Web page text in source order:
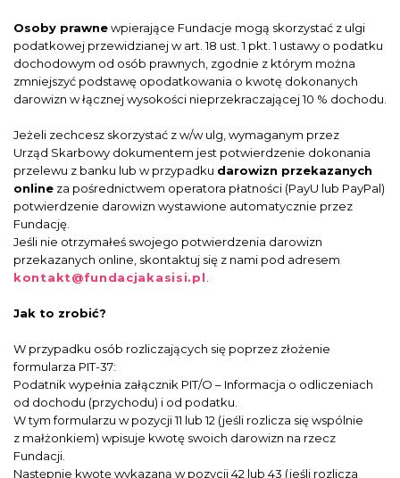
Osoby prawnewpierające Fundacje mogą skorzystać z ulgi
podatkowej przewidzianej w art. 18 ust. 1 pkt. 1 ustawy o podatku
dochodowym od osób prawnych, zgodnie z którym można
zmniejszyć podstawę opodatkowania o kwotę dokonanych
darowizn w łącznej wysokości nieprzekraczającej 10 % dochodu.
Jeżeli zechcesz skorzystać z w/w ulg, wymaganym przez
Urząd Skarbowy dokumentem jest potwierdzenie dokonania
przelewu z banku lub w przypadku darowizn przekazanych
online za pośrednictwem operatora płatności (PayU lub PayPal)
potwierdzenie darowizn wystawione automatycznie przez
Fundację.
Jeśli nie otrzymałeś swojego potwierdzenia darowizn
przekazanych online, skontaktuj się z nami pod adresem
kontakt@fundacjakasisi.pl
Jak to zrobić?
W przypadku osób rozliczających się poprzez złożenie
formularza PIT-37:
Podatnik wypełnia załącznik PIT/O – Informacja o odliczeniach
od dochodu (przychodu) i od podatku.
W tym formularzu w pozycji 11 lub 12 (jeśli rozlicza się wspólnie
z małżonkiem) wpisuje kwotę swoich darowizn na rzecz
Fundacji.
Następnie kwotę wykazaną w pozycji 42 lub 43 (jeśli rozlicza